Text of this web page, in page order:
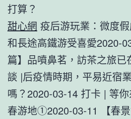
打算？
甜心網 疫后游玩業：微度
和長途高鐵游受喜愛2020-
篇】品噴鼻茗，訪茶之旅已
談 |后疫情時期，平易近宿
嗎？2020-03-14 打卡 | 等
春游地①2020-03-11 【春景